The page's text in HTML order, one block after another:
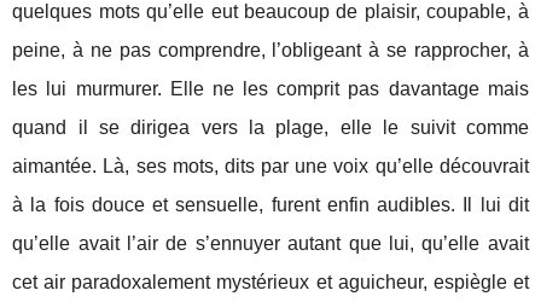
quelques mots qu’elle eut beaucoup de plaisir, coupable, à
peine, à ne pas comprendre, l’obligeant à se rapprocher, à
les lui murmurer. Elle ne les comprit pas davantage mais
quand il se dirigea vers la plage, elle le suivit comme
aimantée. Là, ses mots, dits par une voix qu’elle découvrait
à la fois douce et sensuelle, furent enfin audibles. Il lui dit
qu’elle avait l’air de s’ennuyer autant que lui, qu’elle avait
cet air paradoxalement mystérieux et aguicheur, espiègle et